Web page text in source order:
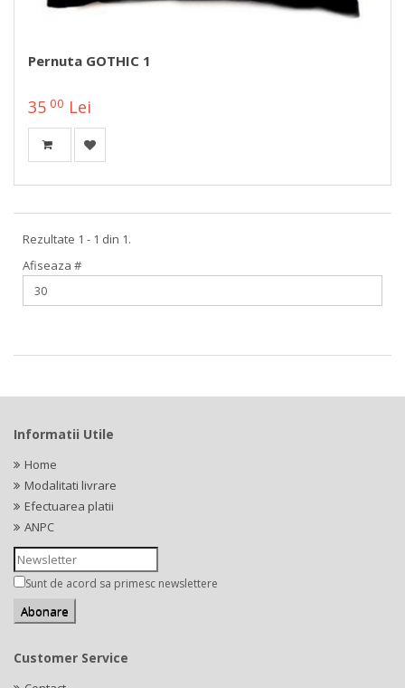
Pernuta GOTHIC 1
35 00 Lei
Rezultate 1 - 1 din 1.
Afiseaza #
Informatii Utile
Home
Modalitati livrare
Efectuarea platii
ANPC
Sunt de acord sa primesc newslettere
Customer Service